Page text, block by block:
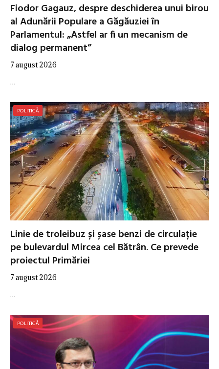
Fiodor Gagauz, despre deschiderea unui birou
al Adunării Populare a Găgăuziei în
Parlamentul: „Astfel ar fi un mecanism de
dialog permanent”
7 august 2026
…
POLITICĂ
Linie de troleibuz și șase benzi de circulație
pe bulevardul Mircea cel Bătrân. Ce prevede
proiectul Primăriei
7 august 2026
…
POLITICĂ